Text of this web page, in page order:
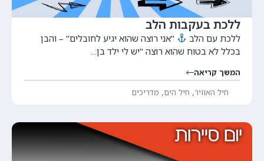
ללכת בעקבות הלב
ללכת עם הלב
"אני רוצה שהוא יגיע לחובלים" – והבן
בכלל לא בטוח שהוא רוצה "יש לי ילד בן...
המשך קריאה
חיל האוויר, חיל הים, מדריכים